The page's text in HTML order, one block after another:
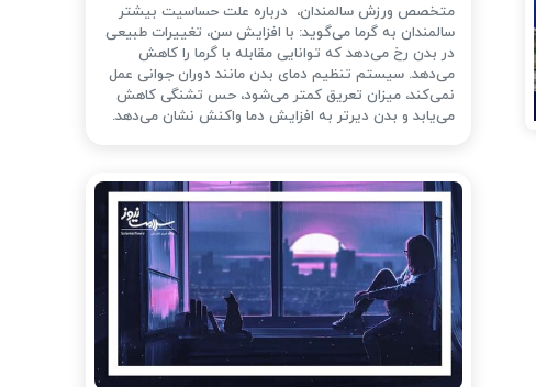
متخصص ورزش سالمندان، درباره علت حساسیت بیشتر
سالمندان به گرما می‌گوید: با افزایش سن، تغییرات طبیعی
در بدن رخ می‌دهد که توانایی مقابله با گرما را کاهش
می‌دهد. سیستم تنظیم دمای بدن مانند دوران جوانی عمل
نمی‌کند، میزان تعریق کمتر می‌شود، حس تشنگی کاهش
می‌یابد و بدن دیرتر به افزایش دما واکنش نشان می‌دهد.